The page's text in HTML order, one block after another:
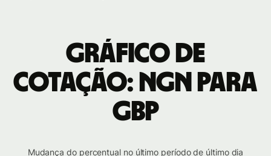
Gráfico de
cotação: NGN para
GBP
Mudança do percentual no último período de último dia